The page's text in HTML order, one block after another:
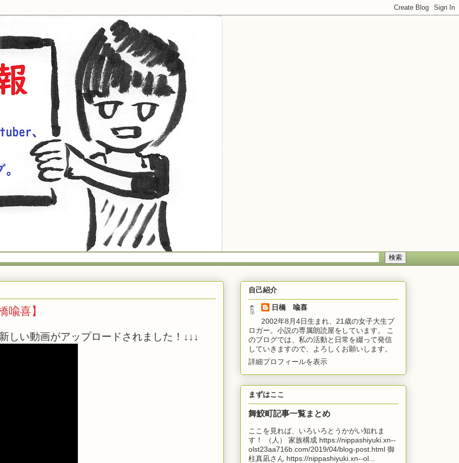
喜】
しい動画がアップロードされました！↓↓↓
自己紹介
日橋 喩喜
2002年8月4日生まれ、21歳の女子大生ブ
ロガー。小説の専属朗読屋をしています。 こ
のブログでは、私の活動と日常を綴って発信
していきますので、よろしくお願いします。
詳細プロフィールを表示
まずはここ
舞鮫町記事一覧まとめ
ここを見れば、いろいろとうかがい知れま
す！ （人） 家族構成 https://nippashiyuki.xn--
olst23aa716b.com/2019/04/blog-post.html 御
柱真凪さん https://nippashiyuki.xn--ol...